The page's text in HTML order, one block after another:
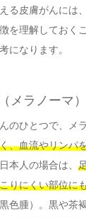
る皮膚がんには
を理解しておく
になります。
メラノーマ）
のひとつで、メ
、血流やリンパ
本人の場合は、
りにくい部位に
色腫）。黒や茶